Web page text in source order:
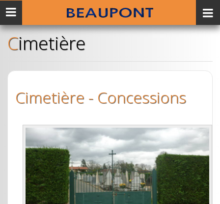
Cimetière
Cimetière - Concessions
Menu
mobile